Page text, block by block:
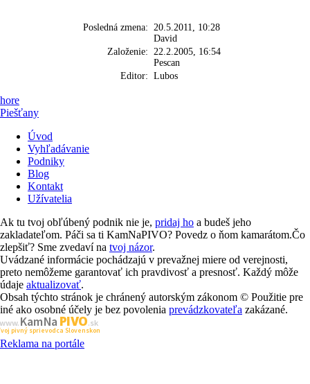
Posledná zmena: 20.5.2011, 10:28
David
Založenie: 22.2.2005, 16:54
Pescan
Editor: Lubos
hore
Piešťany
Úvod
Vyhľadávanie
Podniky
Blog
Kontakt
Užívatelia
Ak tu tvoj obľúbený podnik nie je, pridaj ho a budeš jeho
zakladateľom. Páči sa ti KamNaPIVO? Povedz o ňom kamarátom.Čo
zlepšiť? Sme zvedaví na tvoj názor.
Uvádzané informácie pochádzajú v prevažnej miere od verejnosti,
preto nemôžeme garantovať ich pravdivosť a presnosť. Každý môže
údaje aktualizovať.
Obsah týchto stránok je chránený autorským zákonom © Použitie pre
iné ako osobné účely je bez povolenia prevádzkovateľa zakázané.
www.Kam Na PIVO.sk
pivný sprievodca Slovenskom
Reklama na portále